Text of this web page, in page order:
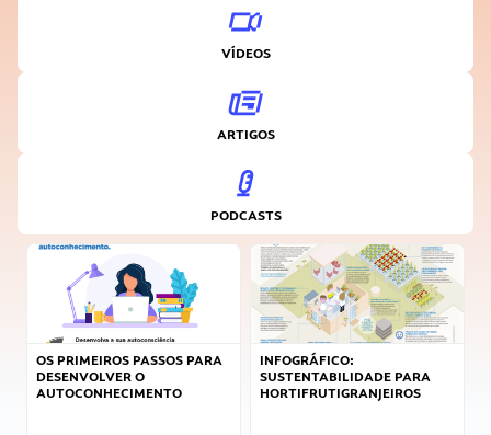
VÍDEOS
ARTIGOS
PODCASTS
OS PRIMEIROS PASSOS PARA
DESENVOLVER O
AUTOCONHECIMENTO
INFOGRÁFICO:
SUSTENTABILIDADE PARA
HORTIFRUTIGRANJEIROS